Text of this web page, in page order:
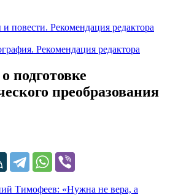
повести. Рекомендация редактора
Рекомендация редактора
подготовке
преобразования
Тимофеев: «Нужна не вера, а